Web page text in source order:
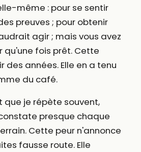
même : pour se sentir
preuves ; pour obtenir
agir ; mais vous avez
qu'une fois prêt. Cette
des années. Elle en a tenu
du café.
que je répète souvent,
presque chaque
Cette peur n'annonce
fausse route. Elle